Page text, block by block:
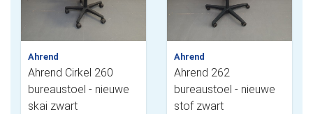
Ahrend
Ahrend Cirkel 260
bureaustoel - nieuwe
skai zwart
Ahrend
Ahrend 262
bureaustoel - nieuwe
stof zwart